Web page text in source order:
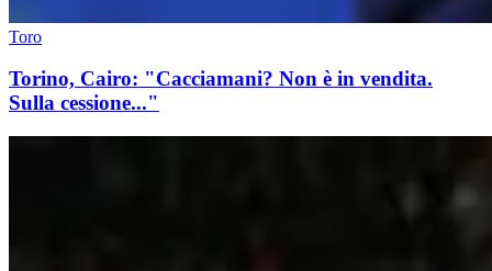
Toro
Torino, Cairo: "Cacciamani? Non è in vendita.
Sulla cessione..."